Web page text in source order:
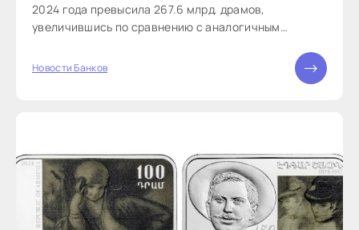
2024 года превысила 267.6 млрд. драмов,
увеличившись по сравнению с аналогичным
свидетельствуют...
Новости Банков